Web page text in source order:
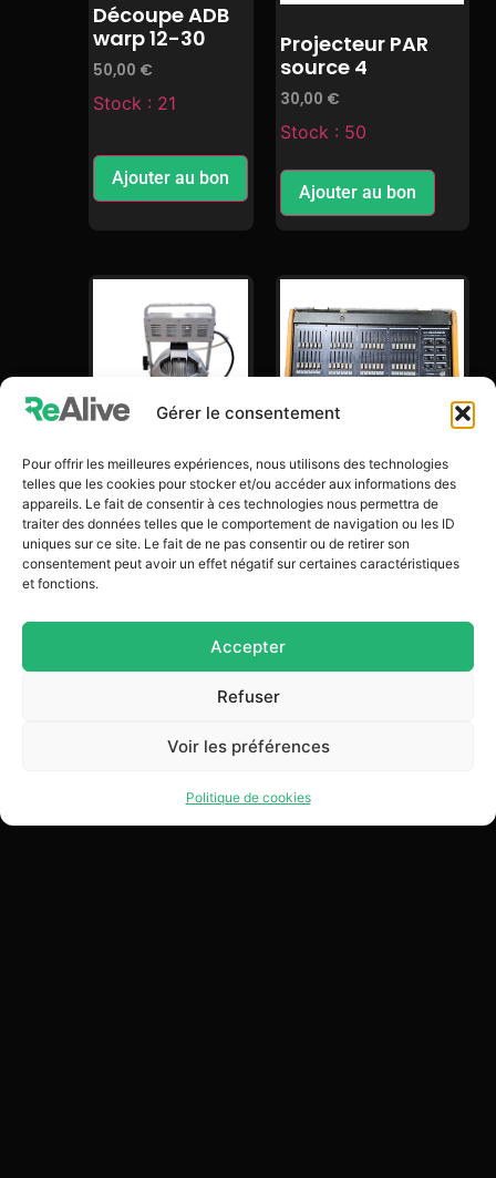
Gérer le consentement
Pour offrir les meilleures expériences, nous utilisons des technologies
telles que les cookies pour stocker et/ou accéder aux informations des
appareils. Le fait de consentir à ces technologies nous permettra de
traiter des données telles que le comportement de navigation ou les ID
uniques sur ce site. Le fait de ne pas consentir ou de retirer son
consentement peut avoir un effet négatif sur certaines caractéristiques
et fonctions.
Accepter
Refuser
Voir les préférences
Politique de cookies
Découpe ADB
warp 12-30
50,00 €
Stock : 21
Ajouter au bon
Projecteur PAR
source 4
30,00 €
Stock : 50
Ajouter au bon
Projecteur
CMD
30,00€
Stock : 100
Ajouter au bon
Console Lumière
Lightcommandes
24/6
Ajouter au bon